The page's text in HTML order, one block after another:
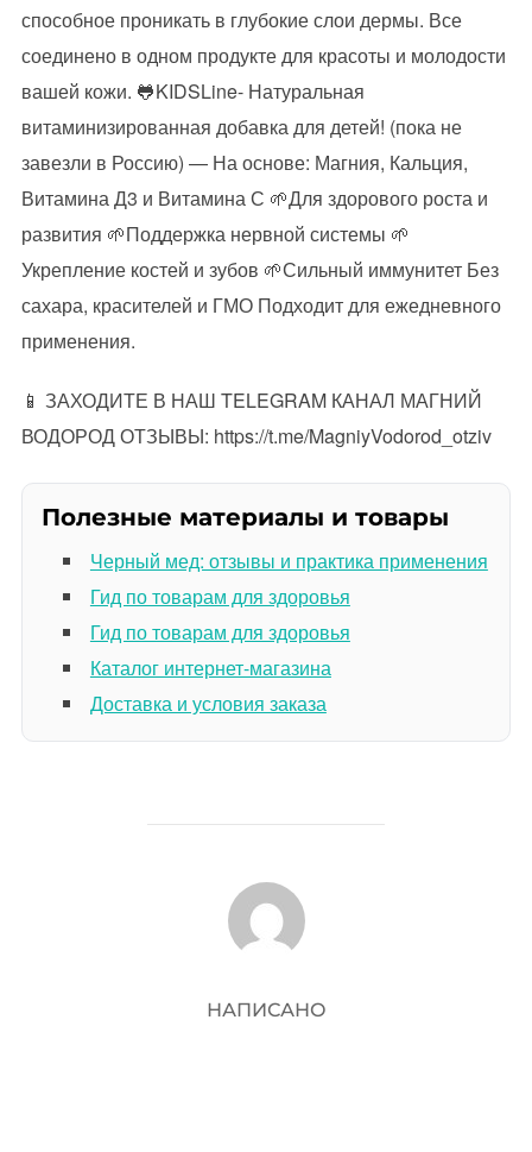
способное проникать в глубокие слои дермы. Все
соединено в одном продукте для красоты и молодости
вашей кожи. 🐸KIDSLine- Натуральная
витаминизированная добавка для детей! (пока не
завезли в Россию) — На основе: Магния, Кальция,
Витамина Д3 и Витамина С 🌱Для здорового роста и
развития 🌱Поддержка нервной системы 🌱
Укрепление костей и зубов 🌱Сильный иммунитет Без
сахара, красителей и ГМО Подходит для ежедневного
применения.
📱 ЗАХОДИТЕ В НАШ TELEGRAM КАНАЛ МАГНИЙ
ВОДОРОД ОТЗЫВЫ: https://t.me/MagniyVodorod_otziv
Полезные материалы и товары
Черный мед: отзывы и практика применения
Гид по товарам для здоровья
Гид по товарам для здоровья
Каталог интернет-магазина
Доставка и условия заказа
АВТОР ЗАПИСИ
НАПИСАНО